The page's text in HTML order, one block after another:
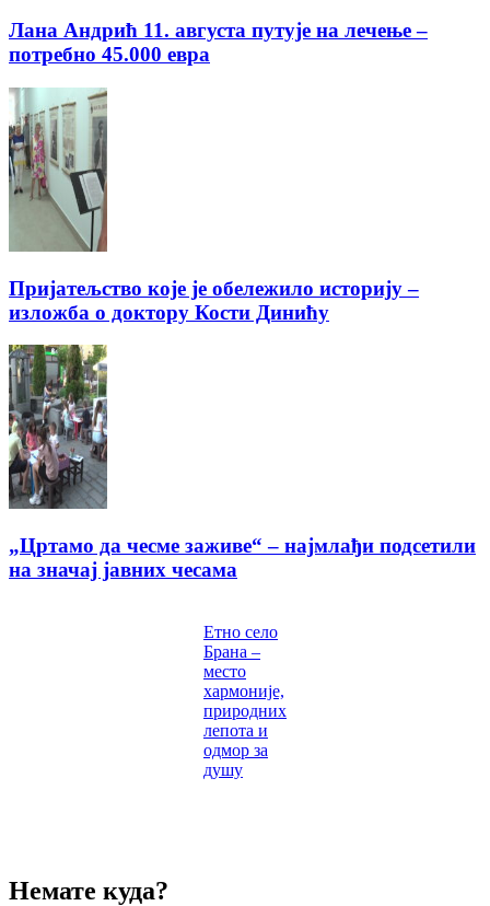
Лана Андрић 11. августа путује на лечење –
потребно 45.000 евра
Пријатељство које је обележило историју –
изложба о доктору Кости Динићу
„Цртамо да чесме заживе“ – најмлађи подсетили
на значај јавних чесама
Етно село
Брана –
место
хармоније,
природних
лепота и
одмор за
душу
Немате куда?